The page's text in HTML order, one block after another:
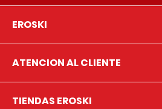
EROSKI
ATENCION AL CLIENTE
TIENDAS EROSKI